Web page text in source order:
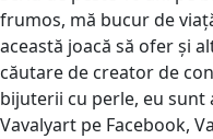
frumos, mă bucur de
această joacă să ofer și
căutare de creator de
bijuterii cu perle, eu sunt
Vavalyart pe Facebook,